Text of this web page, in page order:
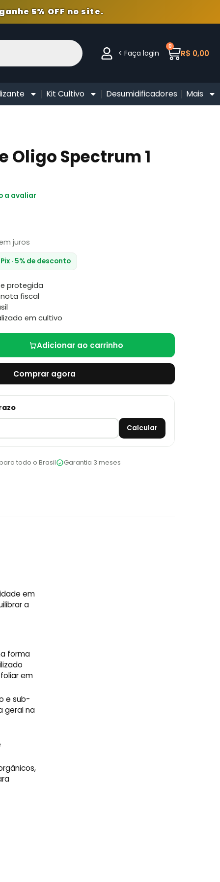
5% OFF no site.
< Faça login R$ 0,00
0
Kit Cultivo Desumidificadores Mais
Oligo Spectrum 1
a avaliar
juros
· 5% de desconto
e protegida
fiscal
em cultivo
Adicionar ao carrinho
Comprar agora
Calcular
todo o Brasil Garantia 3 meses
em
a
forma
em
e sub-
geral na